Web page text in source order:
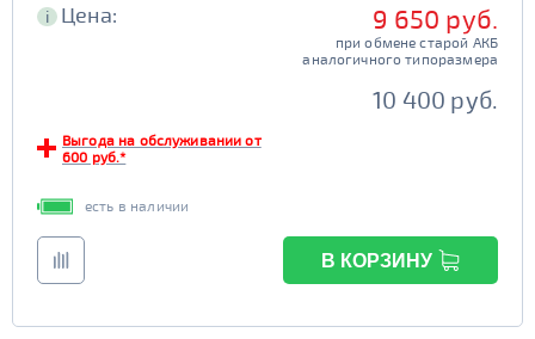
i Цена: 9 650 руб.
при обмене старой АКБ
аналогичного типоразмера
10 400 руб.
Выгода на обслуживании от
600 руб.*
есть в наличии
В КОРЗИНУ